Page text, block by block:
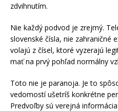
zdvihnutím.
Nie každý podvod je zrejmý.
slovenské čísla, nie zahraničné
volajú z čísel, ktoré vyzerajú
mať na prvý pohľad normálny
Toto nie je paranoja. Je to
vedomostí ušetríš konkrétne
Predvoľby sú verejná